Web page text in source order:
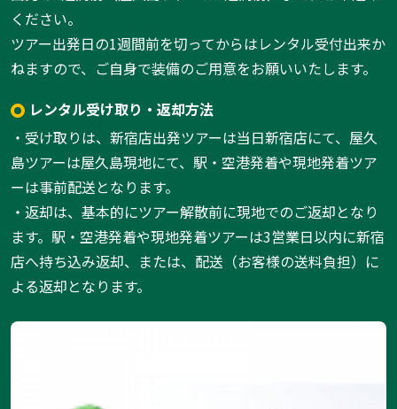
ください。
ツアー出発日の1週間前を切ってからはレンタル受付出来か
ねますので、ご自身で装備のご用意をお願いいたします。
レンタル受け取り・返却方法
・受け取りは、新宿店出発ツアーは当日新宿店にて、屋久
島ツアーは屋久島現地にて、駅・空港発着や現地発着ツア
ーは事前配送となります。
・返却は、基本的にツアー解散前に現地でのご返却となり
ます。駅・空港発着や現地発着ツアーは3営業日以内に新宿
店へ持ち込み返却、または、配送（お客様の送料負担）に
よる返却となります。